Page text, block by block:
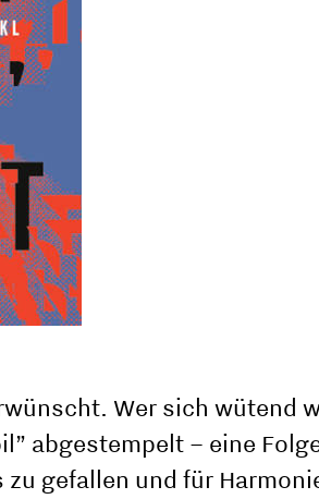
Wer sich wütend
abgestempelt – eine
gefallen und für